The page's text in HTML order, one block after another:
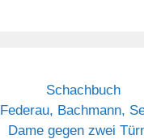
Schachbuch
Federau, Bachmann,
Dame gegen zwei